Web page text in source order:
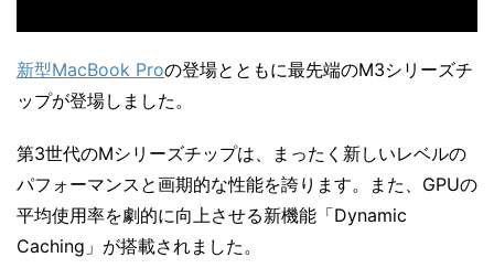
新型MacBook Proの登場とともに最先端のM3シリーズチ
ップが登場しました。
第3世代のMシリーズチップは、まったく新しいレベルの
パフォーマンスと画期的な性能を誇ります。また、GPUの
平均使用率を劇的に向上させる新機能「Dynamic
Caching」が搭載されました。